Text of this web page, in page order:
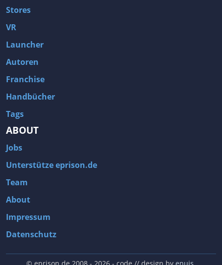
Stores
VR
Launcher
Autoren
Franchise
Handbücher
Tags
ABOUT
Jobs
Unterstütze eprison.de
Team
About
Impressum
Datenschutz